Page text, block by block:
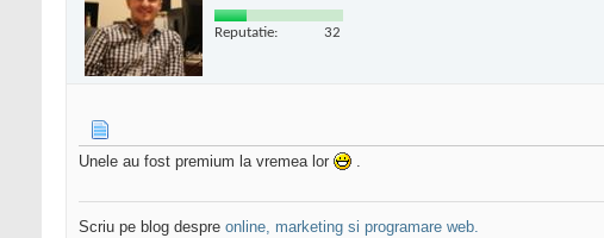
Reputatie: 32
Unele au fost premium la vremea lor .
Scriu pe blog despre online, marketing si programare web.